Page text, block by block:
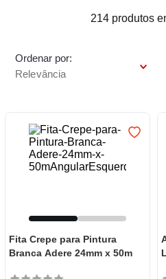
214 produtos
Ordenar por
Relevância
Fita Crepe para Pintura
Branca Adere 24mm x 50m
5º
6º luminária
8º panelas
9 º varal
10º caneca